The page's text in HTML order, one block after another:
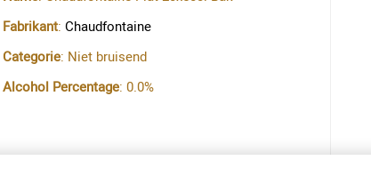
Fabrikant: Chaudfontaine
Categorie: Niet bruisend
Alcohol Percentage: 0.0%
Leider in duurzaam waterbeheer De